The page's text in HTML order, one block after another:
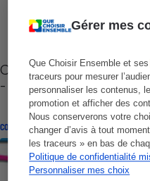
Gérer mes
Que Choisir Ensemble et
traceurs pour mesurer
personnaliser les contenus,
promotion et afficher des
Nous conserverons votre
changer d’avis à tout
les traceurs » en bas de
Politique de confidentialité
Personnaliser mes choix
Cafetière à capsules
- Premières impressions
CONSEILS